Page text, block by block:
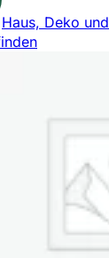
Haus, Deko und